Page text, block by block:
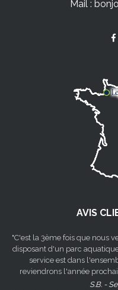
Mail :
AVIS
"C'est la 3ème fois que nous
disposant d'un parc
service est dans
reviendrons l'année
S.B. -